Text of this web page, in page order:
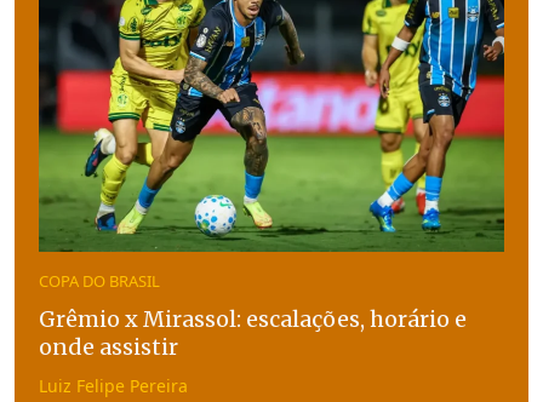
COPA DO BRASIL
Grêmio x Mirassol: escalações, horário e
onde assistir
Luiz Felipe Pereira